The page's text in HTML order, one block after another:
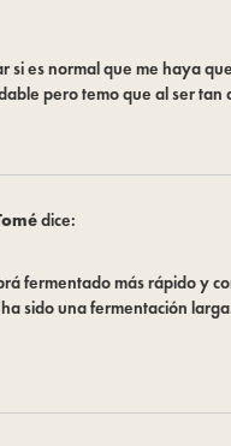
si es normal que me haya
pero temo que al ser
dice:
fermentado más rápido y
sido una fermentación